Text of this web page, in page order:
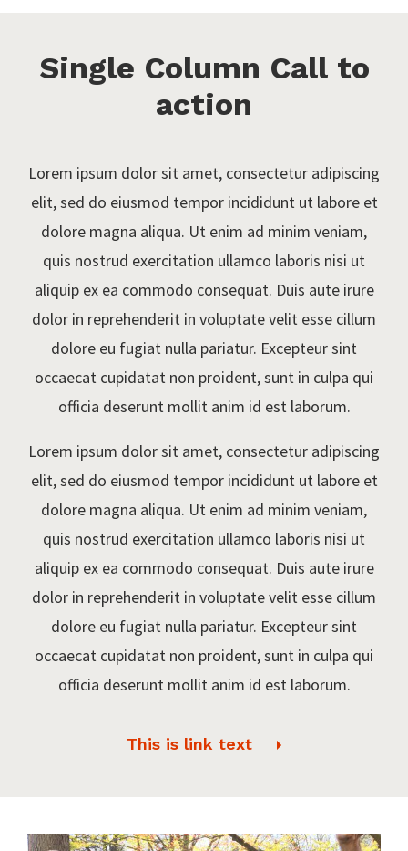
Single Column Call to
action
Lorem ipsum dolor sit amet, consectetur adipiscing
elit, sed do eiusmod tempor incididunt ut labore et
dolore magna aliqua. Ut enim ad minim veniam,
quis nostrud exercitation ullamco laboris nisi ut
aliquip ex ea commodo consequat. Duis aute irure
dolor in reprehenderit in voluptate velit esse cillum
dolore eu fugiat nulla pariatur. Excepteur sint
occaecat cupidatat non proident, sunt in culpa qui
officia deserunt mollit anim id est laborum.
Lorem ipsum dolor sit amet, consectetur adipiscing
elit, sed do eiusmod tempor incididunt ut labore et
dolore magna aliqua. Ut enim ad minim veniam,
quis nostrud exercitation ullamco laboris nisi ut
aliquip ex ea commodo consequat. Duis aute irure
dolor in reprehenderit in voluptate velit esse cillum
dolore eu fugiat nulla pariatur. Excepteur sint
occaecat cupidatat non proident, sunt in culpa qui
officia deserunt mollit anim id est laborum.
This is link text